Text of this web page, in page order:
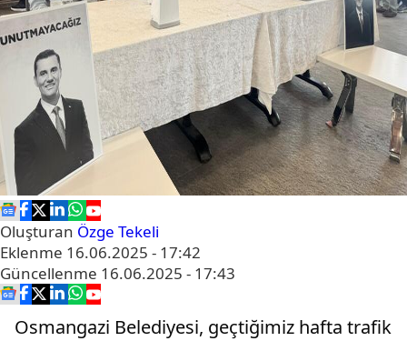
Oluşturan Özge Tekeli
Eklenme 16.06.2025 - 17:42
Güncellenme 16.06.2025 - 17:43
Osmangazi Belediyesi, geçtiğimiz hafta trafik